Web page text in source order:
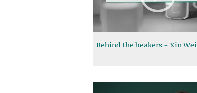
Behind the beakers - Xin Wei